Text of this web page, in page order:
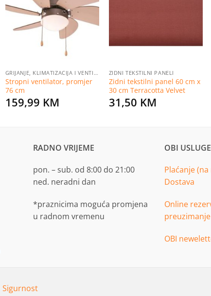
na
listu
želja
GRIJANJE, KLIMATIZACIJA I VENTILACIJA
Stropni ventilator, promjer
76 cm
159,99 KM
ZIDNI TEKSTILNI PANELI
Zidni tekstilni panel 60 cm x
30 cm Terracotta Velvet
31,50 KM
RADNO VRIJEME
pon. – sub. od 8:00 do 21:00
ned. neradni dan
*praznicima moguća promjena
u radnom vremenu
OBI USLUGE
Plaćanje
Dostava
Online
OBI
Sigurnost